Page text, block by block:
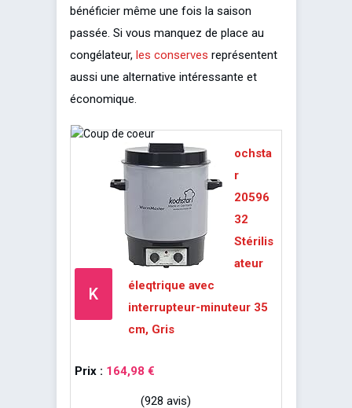
bénéficier même une fois la saison
passée. Si vous manquez de place au
congélateur, les conserves représentent
aussi une alternative intéressante et
économique.
K
ochsta
r
20596
32
Stérilis
ateur
éleqtrique avec
interrupteur-minuteur 35
cm, Gris
Prix : 164,98 €
(928 avis)